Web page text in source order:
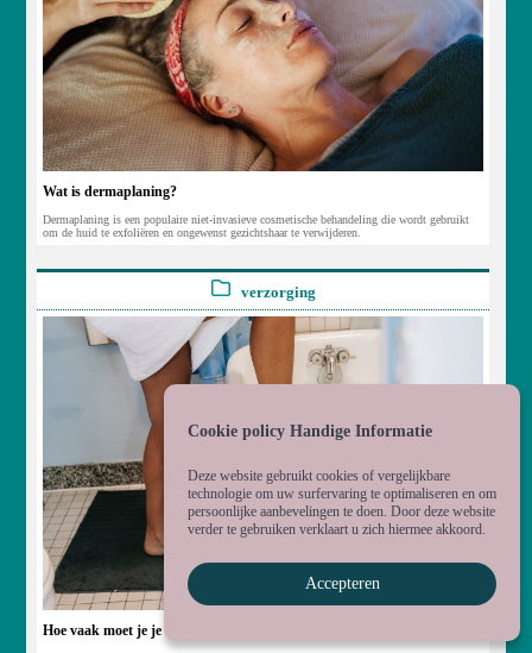
Wat is dermaplaning?
Dermaplaning is een populaire niet-invasieve cosmetische behandeling die wordt gebruikt
om de huid te exfoliëren en ongewenst gezichtshaar te verwijderen.
verzorging
Hoe vaak moet je je wassen?
Cookie policy Handige Informatie
Deze website gebruikt cookies of vergelijkbare
technologie om uw surfervaring te optimaliseren en om
persoonlijke aanbevelingen te doen. Door deze website
verder te gebruiken verklaart u zich hiermee akkoord.
Accepteren